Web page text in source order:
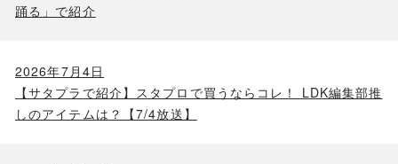
踊る」で紹介
2026年7月4日
【サタプラで紹介】スタプロで買うならコレ！ LDK編集部推
しのアイテムは？【7/4放送】